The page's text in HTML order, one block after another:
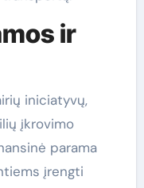
ir
iniciatyvų,
įkrovimo
parama
įrengti